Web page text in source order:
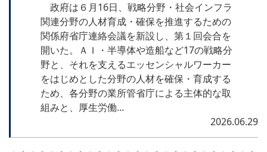
政府は６月16日、戦略分野・社会インフラ
関連分野の人材育成・確保を推進するための
関係府省庁連絡会議を新設し、第１回会合を
開いた。ＡＩ・半導体や造船など17の戦略分
野と、それを支えるエッセンシャルワーカー
をはじめとした分野の人材を確保・育成する
ため、各分野の業所管省庁による主体的な取
組みと、厚生労働...
2026.06.29